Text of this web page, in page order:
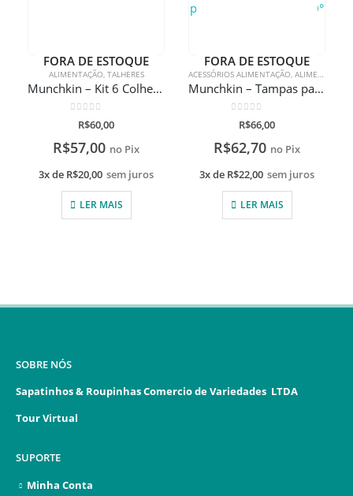
FORA DE ESTOQUE
ALIMENTAÇÃO, TALHERES
Munchkin – Kit 6 Colheres Soft Tip
de 5
R$60,00
R$57,00 no Pix
3x de R$20,00 sem juros
LER MAIS
FORA DE ESTOQUE
ACESSÓRIOS ALIMENTAÇÃO, ALIMENTAÇÃO
Munchkin – Tampas para Copos Miracle 360°
de 5
R$66,00
R$62,70 no Pix
3x de R$22,00 sem juros
LER MAIS
SOBRE NÓS
Sapatinhos & Roupinhas Comercio de Variedades LTDA
Tour Virtual
SUPORTE
Minha Conta